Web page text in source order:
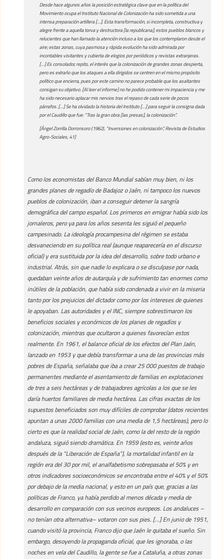
Desde hace algunos años la posición estratégica clave que en la política del
Movimiento ocupa el Instituto Nacional de Colonización ha sido sometida a una
intensa preparación artillera […]. Esta transformación, si incompleta, constructiva y
alegre frente a aquella torva y destructora [la republicana]; estos pueblos blancos y
relucientes que han llamado la atención incluso a los que los contemplaron desde el
aire; estas zonas, cuya pasmosa y rápida evolución ha sido admirada por
incontables visitantes y cubierta de elogios por periódicos y revistas extranjeras.
[…] Es consolador, repito, el interés que la colonización de grandes zonas despierta,
pero es extraño que los ataques a ella dirigidos se centren en el mismo propósito
político que encierra, pues por este camino no parece probable que los asaltantes
consigan su objetivo. [Al leer el informe] no he podido contener mi impaciencia y me
ha sido necesario aplacar mis nervios tras el repaso de cada serie de pocos
párrafos. […] Se ha olvidado la historia del Instituto […] para seguir la consigna dada
por el Caudillo que fue: “Tras la gran obra [las presas], la colonización”.
[Ángel Zorrilla Dorronsoro (1962), “Inversiones en colonización”, Revista de Estudios
Agro-Sociales, 41]
Como los economistas del Banco Mundial sabían muy bien, ni los
grandes planes de regadío de Badajoz o Jaén, ni tampoco los nuevos
pueblos de colonización, iban a conseguir detener la sangría
demográfica del campo español. Los primeros en emigrar había sido los
jornaleros, pero ya para los años sesenta les siguió el pequeño
campesinado. La ideología procampesina del régimen se estaba
desvaneciendo en su política real (aunque reaparecería en el discurso
oficial) y era sustituida por la idea del desarrollo, sobre todo urbano e
industrial. Atrás, sin que nadie lo explicara o se disculpase por nada,
quedaban veinte años de autarquía y de sufrimiento tan enormes como
inútiles de la población, que había sido condenada a vivir en la miseria
tanto por los prejuicios del dictador como por los intereses de quienes
le apoyaban. Las autoridades y el INC, siempre sobrestimaron los
beneficios sociales y económicos de los planes de regadíos y
colonización, mientras que ocultaron a quienes favorecían estos
realmente. En 1961, el balance oficial de los efectos del Plan Jaén,
lanzado en 1953 y que debía transformar a una de las provincias más
pobres de España, señalaba que iba a crear 25 000 puestos de trabajo
permanentes mediante el asentamiento de familias en explotaciones
de tres a seis hectáreas y de trabajadores agrícolas a los que se les
daría huertos familiares de media hectárea. Las cifras exactas de los
supuestos beneficiados son muy difíciles de comprobar (datos recientes
apuntan a unas 2000 familias con una media de 1,5 hectáreas), pero lo
cierto es que la realidad social de Jaén, como la del resto de la región
andaluza, siguió siendo dramática. En 1959 (esto es, veinte años
después de la “Liberación de España”), la mortalidad infantil en la
región era del 30 por mil, el analfabetismo sobrepasaba el 50% y en
otros indicadores socioeconómicos se encontraba entre el 40% y el 50%
por debajo de la media nacional, y esto en un país que, gracias a las
políticas de Franco, ya había perdido al menos década y media de
desarrollo en comparación con sus vecinos europeos. Los andaluces –
no tenían otra alternativa– votaron con sus pies. […] En junio de 1951,
cuando visitó la provincia, Franco dijo que Jaén le quitaba el sueño. Sin
embargo, desoyendo la propaganda oficial, que les ignoraba, o las
noches en vela del Caudillo, la gente se fue a Cataluña, a otras zonas